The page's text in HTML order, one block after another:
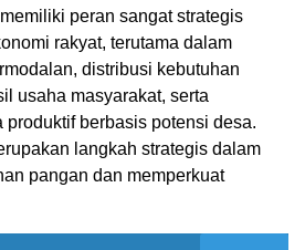
peran sangat strategis
rakyat, terutama dalam
distribusi kebutuhan
usaha masyarakat, serta
produktif berbasis potensi desa.
langkah strategis dalam
pangan dan memperkuat